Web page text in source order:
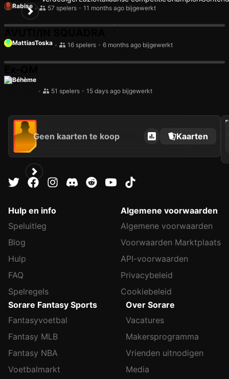
Rabise • 57 spelers • 11 months ago bijgewerkt
MattiasToska • 16 spelers • 6 months ago bijgewerkt
Béhème
•
51 spelers • 15 days ago bijgewerkt
Geen kaarten te koop Kaarten
2024
Hulp en info
Speluitleg
Blog
Hulp
FAQ
Spelregels
Algemene voorwaarden
Algemene voorwaarden
Voorwaarden Marktplaats
API-voorwaarden
Privacybeleid
Cookiebeleid
Sorare Fantasy Sports
Fantasyvoetbal
Fantasy MLB
Fantasy NBA
Voetbalmarkt
Over Sorare
Vacatures
Makersprogramma
Vrienden uitnodigen
Media